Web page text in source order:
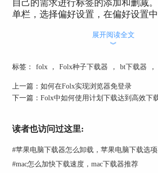
自己的需求进行标签的添加和删减
单栏，选择偏好设置，在偏好设置中
展开阅读全文
︾
标签： folx ， Folx种子下载器 ， bt下载器 ，
上一篇： 如何在Folx实现浏览器免登录
下一篇： Folx中如何使用计划下载达到高效下
读者也访问过这里:
#苹果电脑下载器怎么卸载，苹果电脑下载选
#mac怎么加快下载速度，mac下载器推荐